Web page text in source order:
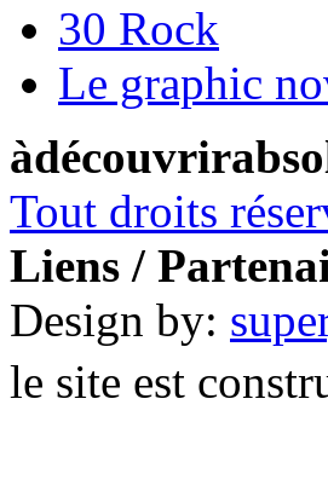
30 Rock
Le graphic
Tout droits
Liens /
Design by:
le site est